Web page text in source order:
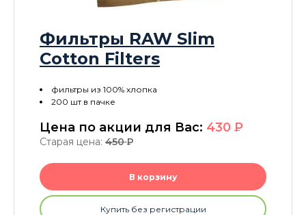
Фильтры RAW Slim
Cotton Filters
фильтры из 100% хлопка
200 шт в пачке
Цена по акции для Вас: 430 P
Старая цена: 450P
В корзину
Купить без регистрации